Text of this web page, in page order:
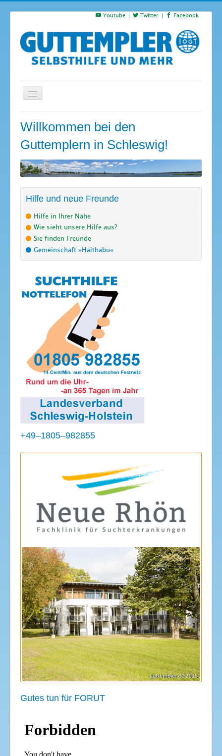
Youtube Twitter Facebook
Suchen
S
Willkommen bei den
Guttemplern in Schleswig!
Hilfe und neue Freunde
Hilfe in Ihrer Nähe
Wie sieht unsere Hilfe aus?
Sie finden Freunde
Gemeinschaft »Haithabu«
+49–1805–982855
Gutes tun für FORUT